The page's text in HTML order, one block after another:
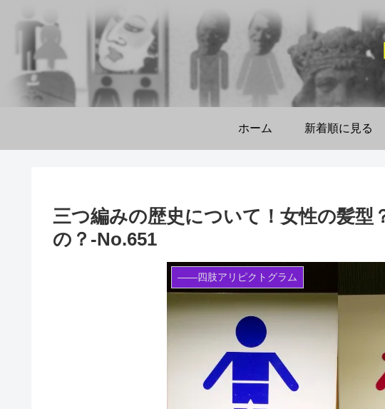
ホーム 新着順に見る
三つ編みの歴史について！女性の髪型
の？‐No.651
――四肢アリピクトグラム